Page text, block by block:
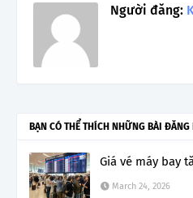
Người đăng:
BẠN CÓ THỂ THÍCH NHỮNG BÀI ĐĂNG
Giá vé máy bay
March 24, 2026